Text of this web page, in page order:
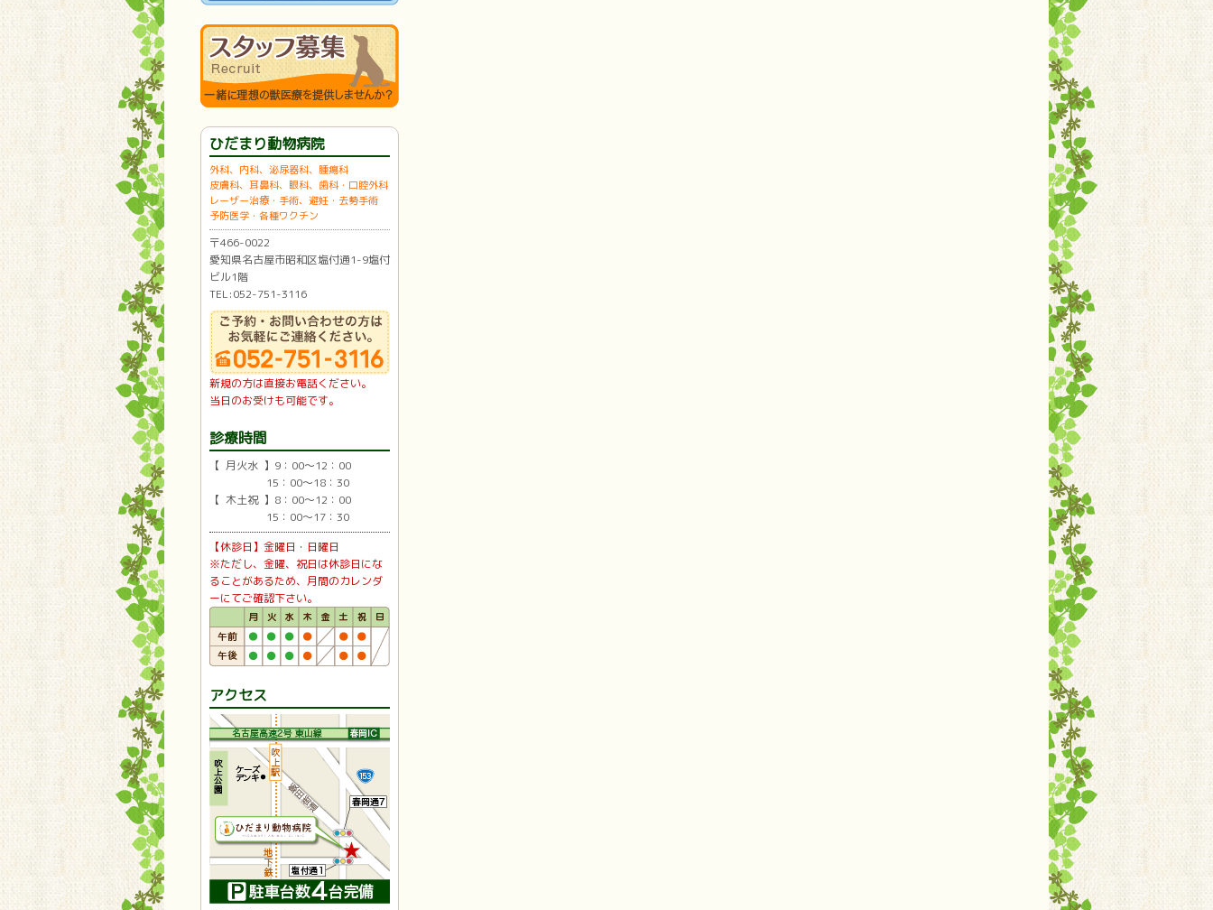
ひだまり動物病院
外科、内科、泌尿器科、腫瘍科
皮膚科、耳鼻科、眼科、歯科・口腔外科
レーザー治療・手術、避妊・去勢手術
予防医学・各種ワクチン
〒466-0022
愛知県名古屋市昭和区塩付通1-9塩付
ビル1階
TEL:052-751-3116
新規の方は直接お電話ください。
当日のお受けも可能です。
診療時間
【 月火水 】9：00〜12：00
15：00〜18：30
【 木土祝 】8：00〜12：00
15：00〜17：30
【休診日】金曜日・日曜日
※ただし、金曜、祝日は休診日にな
ることがあるため、月間のカレンダ
ーにてご確認下さい。
アクセス